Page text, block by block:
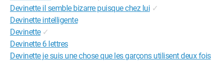
Devinette il semble bizarre puisque chez lui ✓
Devinette intelligente
Devinette ✓
Devinette 6 lettres
Devinette je suis une chose que les garçons utilisent deux fois